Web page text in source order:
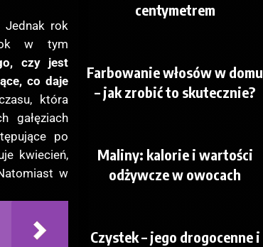
Jednak rok
w tym
czy jest
co daje
która
gałęziach
po
kwiecień,
w
centymetrem
Farbowanie włosów w domu
– jak zrobić to skutecznie?
Maliny: kalorie i wartości
odżywcze w owocach
Czystek – jego drogocenne i